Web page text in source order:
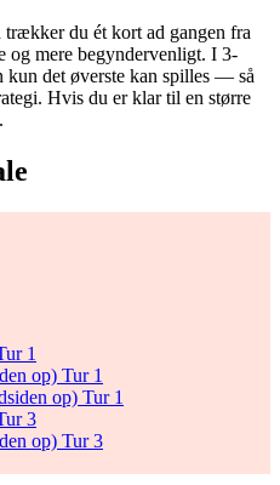
du ét kort ad gangen fra
og mere begyndervenligt. I 3-
det øverste kan spilles — så
Hvis du er klar til en større
.
1
op) Tur 1
op) Tur 1
3
op) Tur 3